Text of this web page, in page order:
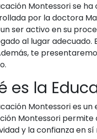
Montessori se
por la doctora
ser activo en su
al lugar
te
es la
Montessori es
Montessori permite
y la confianza en sí